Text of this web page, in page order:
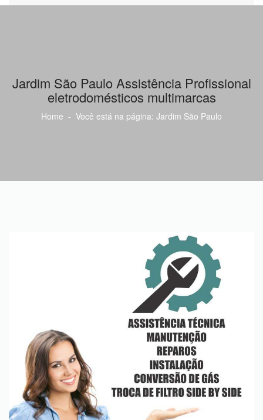
Jardim São Paulo Assistência Profissional
eletrodomésticos multimarcas
Home - Você está na página: Jardim São Paulo